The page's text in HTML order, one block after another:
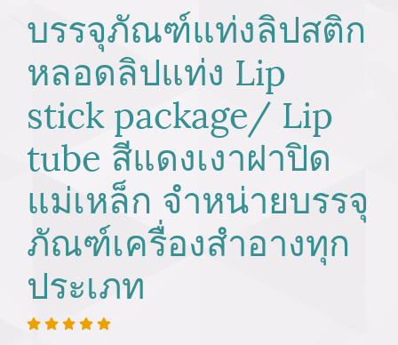
บรรจุภัณฑ์แท่งลิปสติก
หลอดลิปแท่ง Lip
stick package/ Lip
tube สีแดงเงาฝาปิด
แม่เหล็ก จำหน่ายบรรจุ
ภัณฑ์เครื่องสำอางทุก
ประเภท